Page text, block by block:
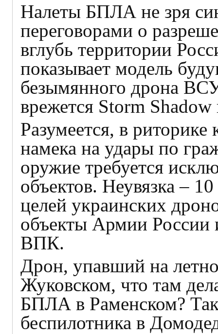
Налеты БПЛА не зря
переговорами о
вглубь территории
показывает модель
безымянного дрона
врежется Storm
Разумеется, в
намека на удары по
оружие требуется
объектов. Неувязка –
целей украинских
объекты Армии России
ВПК.
Дрон, упавший на
Жуковском, что там
БПЛА в Раменском?
беспилотника в